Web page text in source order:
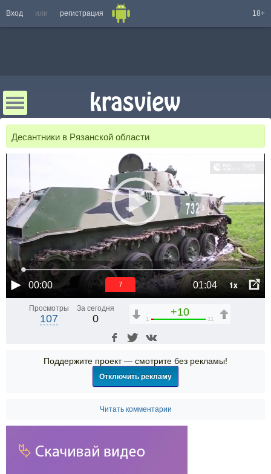
Вход или регистрация 18+
Десантники в Рязанской области
00:00 01:04 1x
6
Просмотры
107
За сегодня
0
+10
1 11
Поддержите проект — смотрите без рекламы!
Отключить рекламу
Читать комментарии